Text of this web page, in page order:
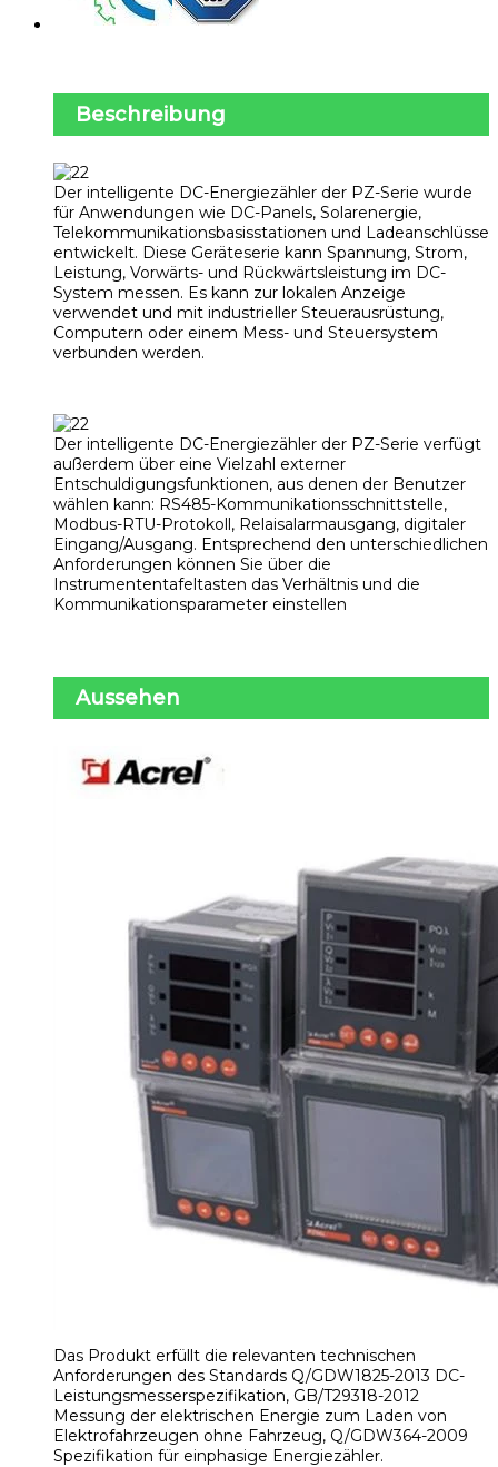
Beschreibung
Der intelligente DC-Energiezähler der PZ-Serie wurde
für Anwendungen wie DC-Panels, Solarenergie,
Telekommunikationsbasisstationen und Ladeanschlüsse
entwickelt. Diese Geräteserie kann Spannung, Strom,
Leistung, Vorwärts- und Rückwärtsleistung im DC-
System messen. Es kann zur lokalen Anzeige
verwendet und mit industrieller Steuerausrüstung,
Computern oder einem Mess- und Steuersystem
verbunden werden.
Der intelligente DC-Energiezähler der PZ-Serie verfügt
außerdem über eine Vielzahl externer
Entschuldigungsfunktionen, aus denen der Benutzer
wählen kann: RS485-Kommunikationsschnittstelle,
Modbus-RTU-Protokoll, Relaisalarmausgang, digitaler
Eingang/Ausgang. Entsprechend den unterschiedlichen
Anforderungen können Sie über die
Instrumententafeltasten das Verhältnis und die
Kommunikationsparameter einstellen
Aussehen
Das Produkt erfüllt die relevanten technischen
Anforderungen des Standards Q/GDW1825-2013 DC-
Leistungsmesserspezifikation, GB/T29318-2012
Messung der elektrischen Energie zum Laden von
Elektrofahrzeugen ohne Fahrzeug, Q/GDW364-2009
Spezifikation für einphasige Energiezähler.